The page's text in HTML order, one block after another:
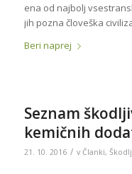
ena od najbolj
jih pozna človeška
Beri naprej
Seznam
kemičnih
21. 10. 2016 / v Članki,